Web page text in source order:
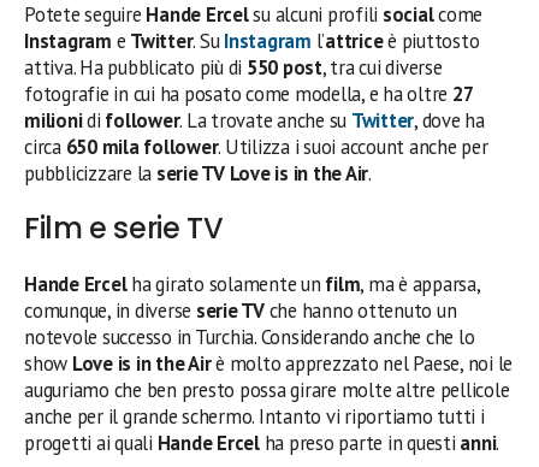
Potete seguire Hande Ercelsu alcuni profili socialcome
Instagram e Twitter. SuInstagram l’attriceè piuttosto
attiva. Ha pubblicato più di 550 post, tra cui diverse
fotografie in cui ha posato come modella, e ha oltre 27
milionidi follower. La trovate anche su Twitter, dove ha
circa 650 mila follower. Utilizza i suoi account anche per
pubblicizzare la serie TV Love is in the Air.
Film e serie TV
Hande Ercelha girato solamente un film, ma è apparsa,
comunque, in diverse serie TVche hanno ottenuto un
notevole successo in Turchia. Considerando anche che lo
show Love is in the Airè molto apprezzato nel Paese, noi le
auguriamo che ben presto possa girare molte altre pellicole
anche per il grande schermo. Intanto vi riportiamo tutti i
progetti ai quali Hande Ercelha preso parte in questi anni.